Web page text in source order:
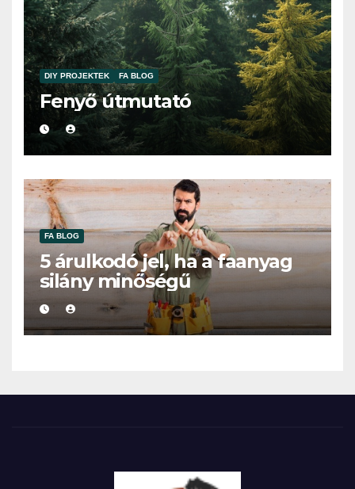
DIY PROJEKTEK FA BLOG
Fenyő útmutató
FA BLOG
5 árulkodó jel, ha a faanyag
silány minőségű